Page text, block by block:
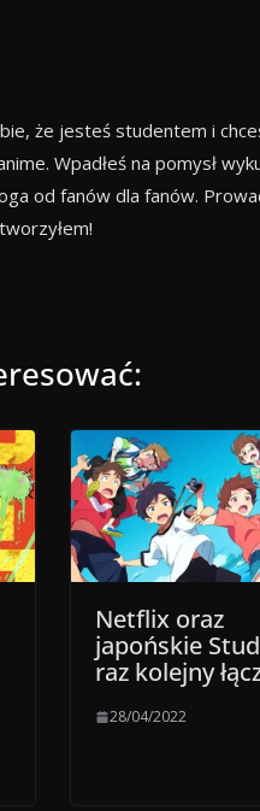
że jesteś studentem i
Wpadłeś na pomysł
od fanów dla fanów.
Netflix oraz
japońskie
raz kolejny
28/04/2022